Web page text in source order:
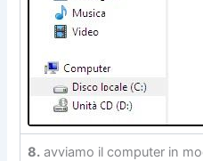
8. avviamo il computer in